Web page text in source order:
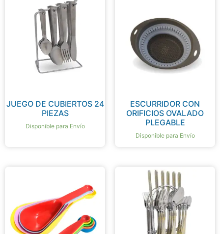
JUEGO DE CUBIERTOS 24
PIEZAS
Disponible para Envío
ESCURRIDOR CON
ORIFICIOS OVALADO
PLEGABLE
Disponible para Envío